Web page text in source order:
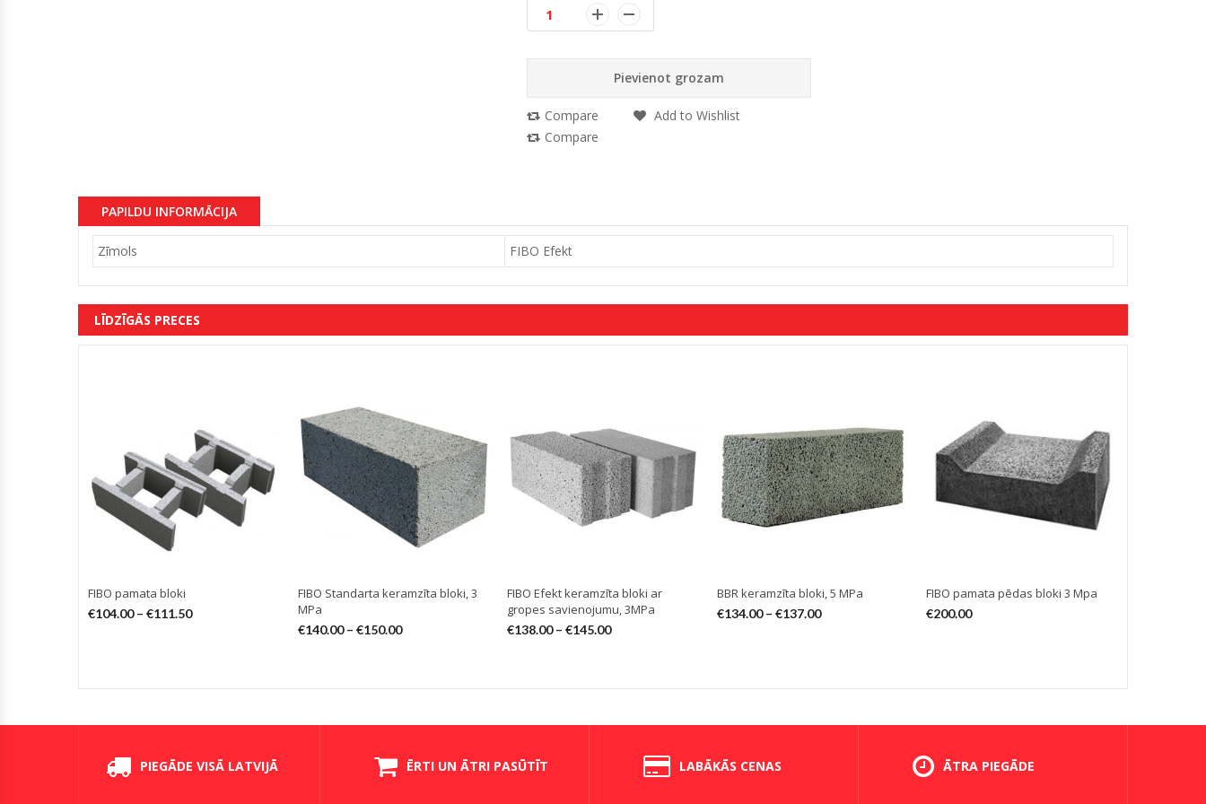
Pievienot grozam
Compare
Add to Wishlist
Compare
PAPILDU INFORMĀCIJA
Zīmols FIBO Efekt
LĪDZĪGĀS PRECES
FIBO pamata bloki
€104.00– €111.50
FIBO Standarta keramzīta bloki, 3
MPa
€140.00– €150.00
FIBO Efekt keramzīta bloki ar
gropes savienojumu, 3MPa
€138.00–€145.00
BBR keramzīta bloki, 5 MPa
€134.00– €137.00
FIBO pamata pēdas bloki 3 Mpa
€200.00
PIEGĀDE VISĀ LATVIJĀ ĒRTI UN ĀTRI PASŪTĪT LABĀKĀS CENAS ĀTRA PIEGĀDE